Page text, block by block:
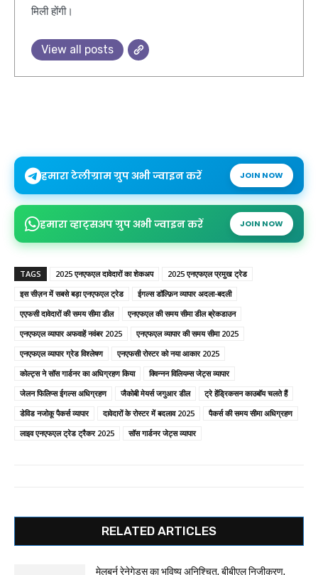
मिली होंगी।
View all posts
हमारा टेलीग्राम ग्रुप अभी ज्वाइन करें JOIN NOW
हमारा व्हाट्सअप ग्रुप अभी ज्वाइन करें JOIN NOW
TAGS 2025 एनएफएल दावेदारों का शेकअप
2025 एनएफएल प्रमुख ट्रेड
इस सीज़न में सबसे बड़ा एनएफएल ट्रेड
ईगल्स डॉल्फ़िन व्यापार अदला-बदली
एएफसी दावेदारों की समय सीमा डील
एनएफएल की समय सीमा डील ब्रेकडाउन
एनएफएल व्यापार अफवाहें नवंबर 2025
एनएफएल व्यापार की समय सीमा 2025
एनएफएल व्यापार ग्रेड विश्लेषण
एनएफसी रोस्टर को नया आकार 2025
कोल्ट्स ने सॉस गार्डनर का अधिग्रहण किया
क्विन्नन विलियम्स जेट्स व्यापार
जेलन फिलिप्स ईगल्स अधिग्रहण
जैकोबी मेयर्स जगुआर डील
ट्रे हेंड्रिकसन काउबॉय चलते हैं
डेविड नजोकू पैकर्स व्यापार
दावेदारों के रोस्टर में बदलाव 2025
पैकर्स की समय सीमा अधिग्रहण
लाइव एनएफएल ट्रेड ट्रैकर 2025
सॉस गार्डनर जेट्स व्यापार
RELATED ARTICLES
मेलबर्न रेनेगेड्स का भविष्य अनिश्चित, बीबीएल निजीकरण,